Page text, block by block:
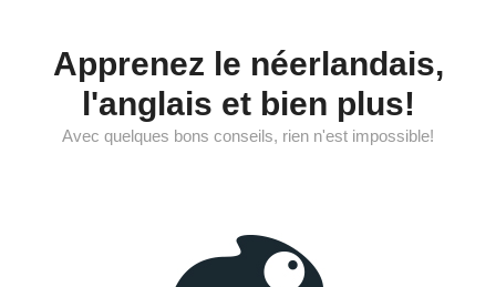
contenidoApprenez le néerlandais,
l'anglais et bien plus!
Avec quelques bons conseils, rien n'est impossible!